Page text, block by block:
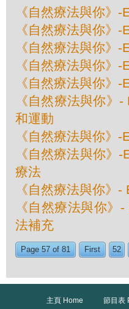
《自然療法與你》
《自然療法與你》
《自然療法與你》
《自然療法與你》
《自然療法與你》
《自然療法與你
和運動
《自然療法與你》
《自然療法與你》
療法
《自然療法與你》
《自然療法與你
法補充
Page 57 of 81 First 52
主頁 Home 節目表